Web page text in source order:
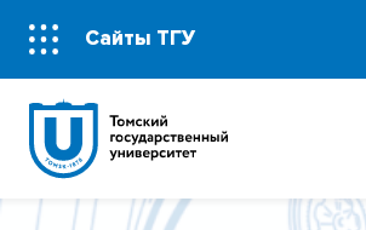
Сайты ТГУ